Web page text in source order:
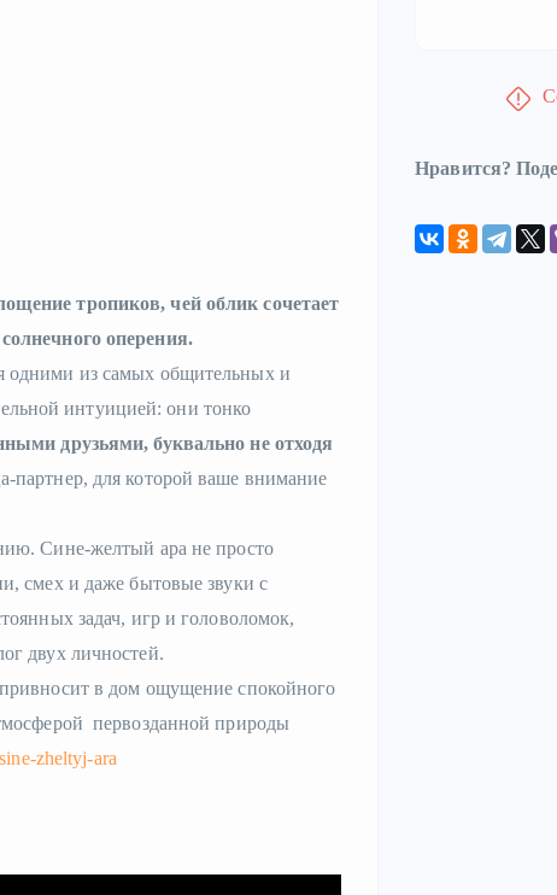
тропиков, чей облик сочетает
оперения.
одними из самых общительных и
интуицией: они тонко
друзьями, буквально не отходя
партнер, для которой ваше внимание
Сине-желтый ара не просто
смех и даже бытовые звуки с
задач, игр и головоломок,
двух личностей.
в дом ощущение спокойного
первозданной природы
zheltyj-ara
Нравится?